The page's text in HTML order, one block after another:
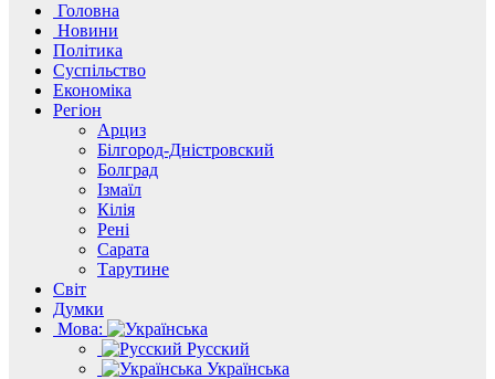
Головна
Новини
Політика
Суспільство
Економіка
Регіон
Арциз
Білгород-Дністровский
Болград
Ізмаїл
Кілія
Рені
Сарата
Тарутине
Світ
Думки
Мова:
Русский
Українська